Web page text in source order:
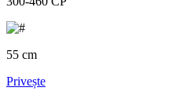
55 cm
Privește